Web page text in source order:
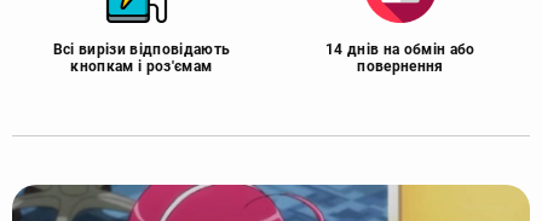
Всі вирізи відповідають
кнопкам і роз'ємам
14 днів на обмін або
повернення